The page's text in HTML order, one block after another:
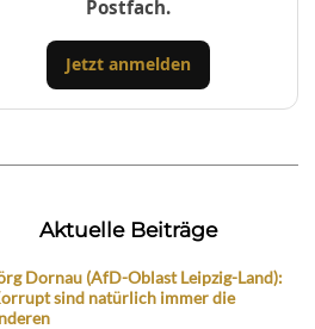
Postfach.
Jetzt anmelden
Aktuelle Beiträge
Dornau (AfD-Oblast Leipzig-Land):
sind natürlich immer die